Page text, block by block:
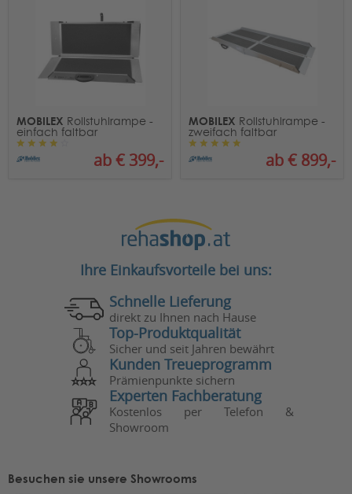
MOBILEX Rollstuhlrampe -
einfach faltbar
ab € 399,-
MOBILEX Rollstuhlrampe -
zweifach faltbar
ab € 899,-
Ihre Einkaufsvorteile bei uns:
Schnelle Lieferung
direkt zu Ihnen nach Hause
Top-Produktqualität
Sicher und seit Jahren bewährt
Kunden Treueprogramm
Prämienpunkte sichern
Experten Fachberatung
Kostenlos per Telefon &
Showroom
Besuchen sie unsere Showrooms